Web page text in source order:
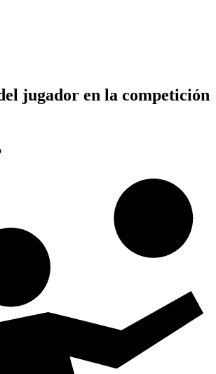
jugador en la competición